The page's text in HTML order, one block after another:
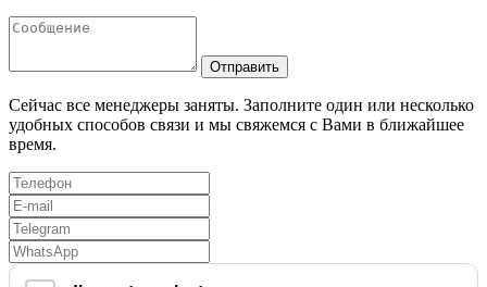
Отправить
Сейчас все менеджеры заняты. Заполните один или несколько
удобных способов связи и мы свяжемся с Вами в ближайшее
время.